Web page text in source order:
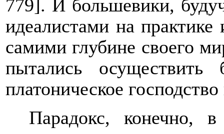
779]. И большевики,
идеалистами на
самими глубине своего
пытались осуществить
платоническое
Парадокс, конечно,